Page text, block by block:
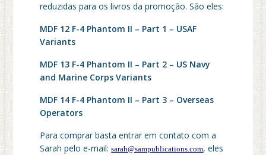
reduzidas para os livros da promoção. São eles:
MDF 12 F-4 Phantom II – Part 1 – USAF
Variants
MDF 13 F-4 Phantom II – Part 2 – US Navy
and Marine Corps Variants
MDF 14 F-4 Phantom II – Part 3 – Overseas
Operators
Para comprar basta entrar em contato com a
Sarah pelo e-mail:sarah@sampublications.com, eles